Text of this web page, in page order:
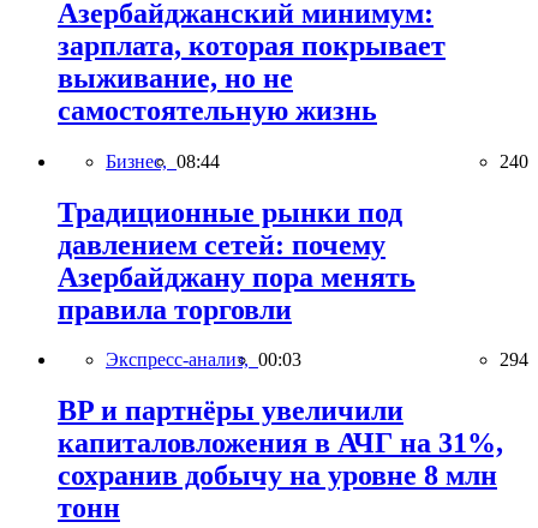
Азербайджанский минимум:
зарплата, которая покрывает
выживание, но не
самостоятельную жизнь
Бизнес, 08:44 240
Традиционные рынки под
давлением сетей: почему
Азербайджану пора менять
правила торговли
Экспресс-анализ, 00:03 294
BP и партнёры увеличили
капиталовложения в АЧГ на 31%,
сохранив добычу на уровне 8 млн
тонн